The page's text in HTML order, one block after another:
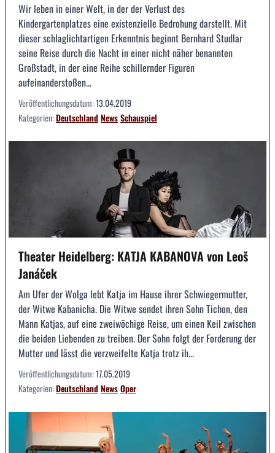
Wir leben in einer Welt, in der der Verlust des
Kindergartenplatzes eine existenzielle Bedrohung darstellt. Mit
dieser schlaglichtartigen Erkenntnis beginnt Bernhard Studlar
seine Reise durch die Nacht in einer nicht näher benannten
Großstadt, in der eine Reihe schillernder Figuren
aufeinanderstoßen...
Veröffentlichungsdatum:13.04.2019
Kategorien:DeutschlandNewsSchauspiel
Theater Heidelberg: KATJA KABANOVA von Leoš
Janáček
Am Ufer der Wolga lebt Katja im Hause ihrer Schwiegermutter,
der Witwe Kabanicha. Die Witwe sendet ihren Sohn Tichon, den
Mann Katjas, auf eine zweiwöchige Reise, um einen Keil zwischen
die beiden Liebenden zu treiben. Der Sohn folgt der Forderung der
Mutter und lässt die verzweifelte Katja trotz ih...
Veröffentlichungsdatum:17.05.2019
Kategorien:DeutschlandNewsOper